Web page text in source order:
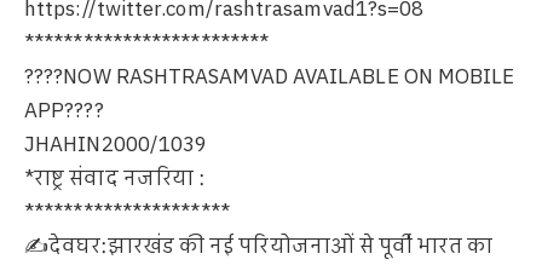
https://twitter.com/rashtrasamvad1?s=08
*************************
????NOW RASHTRASAMVAD AVAILABLE ON MOBILE
APP????
JHAHIN2000/1039
*राष्ट्र संवाद नजरिया :
*********************
✍️देवघर:झारखंड की नई परियोजनाओं से पूर्वी भारत का